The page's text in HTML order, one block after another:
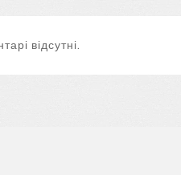
відсутні.